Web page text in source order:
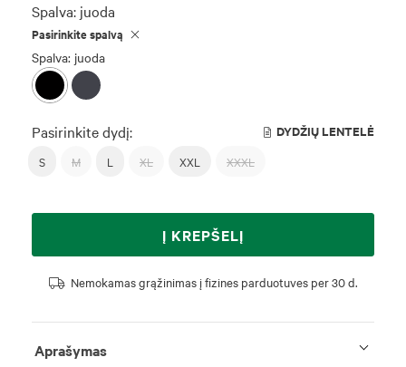
Spalva: juoda
Pasirinkite spalvą
Spalva: juoda
Pasirinkite dydį: DYDŽIŲ LENTELĖ
S M L XL XXL XXXL
Į KREPŠELĮ
Nemokamas grąžinimas į fizines parduotuves per 30 d.
Aprašymas